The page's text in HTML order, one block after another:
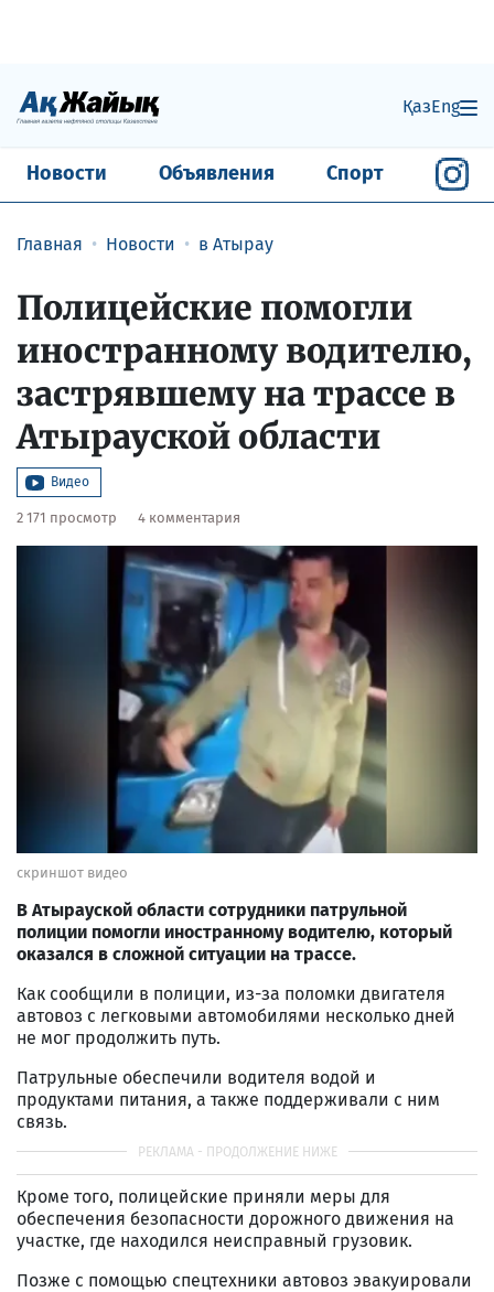
ҚазEng
Новости Объявления Спорт
Главная Новости в Атырау
Полицейские помогли
иностранному водителю,
застрявшему на трассе в
Атырауской области
Видео
2 171 просмотр 4 комментария
скриншот видео
В Атырауской области сотрудники патрульной
полиции помогли иностранному водителю, который
оказался в сложной ситуации на трассе.
Как сообщили в полиции, из-за поломки двигателя
автовоз с легковыми автомобилями несколько дней
не мог продолжить путь.
Патрульные обеспечили водителя водой и
продуктами питания, а также поддерживали с ним
связь.
Кроме того, полицейские приняли меры для
обеспечения безопасности дорожного движения на
участке, где находился неисправный грузовик.
Позже с помощью спецтехники автовоз эвакуировали